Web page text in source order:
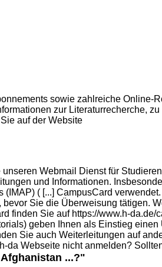
sowie zahlreiche Online-
zur Literaturrecherche,
auf der Website
Webmail Dienst für
und Informationen.
(IMAP) ( [...] CampusCard
bevor Sie die Überweisung tätigen.
finden Sie auf https://www.h-da.de/
geben Ihnen als Einstieg einen
Sie auchWeiterleitungen auf
da Webseite nicht anmelden?
...?"